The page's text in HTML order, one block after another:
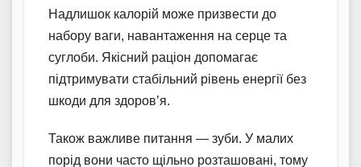
Надлишок калорій може призвести до
набору ваги, навантаження на серце та
суглоби. Якісний раціон допомагає
підтримувати стабільний рівень енергії без
шкоди для здоров’я.
Також важливе питання — зуби. У малих
порід вони часто щільно розташовані, тому